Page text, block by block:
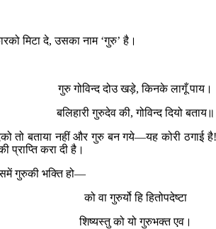
मिटा दे, उसका नाम ‘गुरु’ है।
गुरु गोविन्द दोउ खड़े, किनके लागूँ पाय।
बलिहारी गुरुदेव की, गोविन्द दियो बताय॥
तो बताया नहीं और गुरु बन गये—यह कोरी
करा दी है।
गुरुकी भक्ति हो—
को वा गुरुर्यो हि हितोपदेष्टा
शिष्यस्तु को यो गुरुभक्त एव।